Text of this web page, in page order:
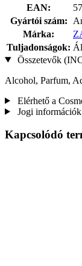
EAN:
Gyártói szám:
Márka:
Tuljadonságok:
Összetevők
Alcohol, Parfum,
Elérhető a
Jogi információk
Kapcsolódó